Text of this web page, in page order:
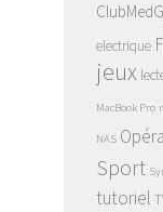
electrique
jeux
MacBook Pro
NAS
Sport
tutoriel